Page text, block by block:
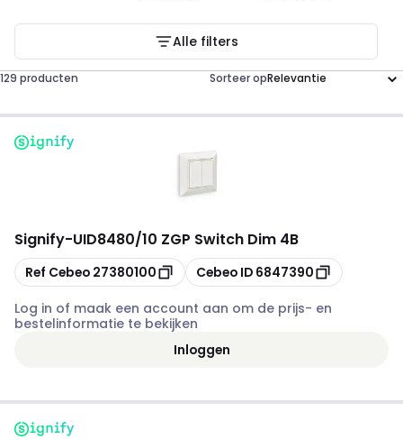
Alle filters
129 producten Sorteer op
Signify-UID8480/10 ZGP Switch Dim 4B
Kopiëren
Ref Cebeo 27380100 Kopiëren
Cebeo ID 6847390
Log in of maak een account aan om de prijs- en
bestelinformatie te bekijken
Inloggen